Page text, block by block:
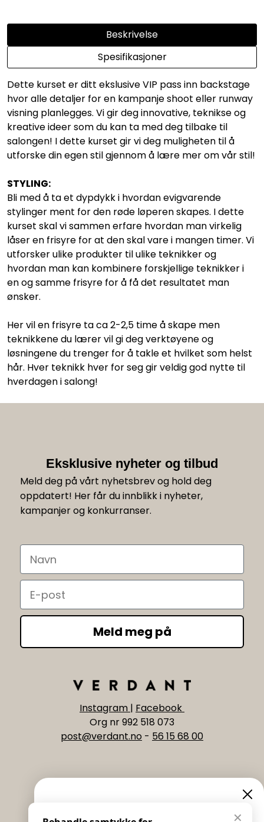
Beskrivelse
Spesifikasjoner
Dette kurset er ditt ekslusive VIP pass inn backstage
hvor alle detaljer for en kampanje shoot eller runway
visning planlegges. Vi gir deg innovative, teknikse og
kreative ideer som du kan ta med deg tilbake til
salongen! I dette kurset gir vi deg muligheten til å
utforske din egen stil gjennom å lære mer om vår stil!
STYLING:
Bli med å ta et dypdykk i hvordan evigvarende
stylinger ment for den røde løperen skapes. I dette
kurset skal vi sammen erfare hvordan man virkelig
låser en frisyre for at den skal vare i mangen timer. Vi
utforsker ulike produkter til ulike teknikker og
hvordan man kan kombinere forskjellige teknikker i
en og samme frisyre for å få det resultatet man
ønsker.
Her vil en frisyre ta ca 2-2,5 time å skape men
teknikkene du lærer vil gi deg verktøyene og
løsningene du trenger for å takle et hvilket som helst
hår. Hver teknikk hver for seg gir veldig god nytte til
hverdagen i salong!
Eksklusive nyheter og tilbud
Meld deg på vårt nyhetsbrev og hold deg
oppdatert! Her får du innblikk i nyheter,
kampanjer og konkurranser.
Navn
Email
Meld meg på
Instagram | Facebook
Org nr 992 518 073
post@verdant.no - 56 15 68 00
Informasjon
✕
Eksklusive nyheter og